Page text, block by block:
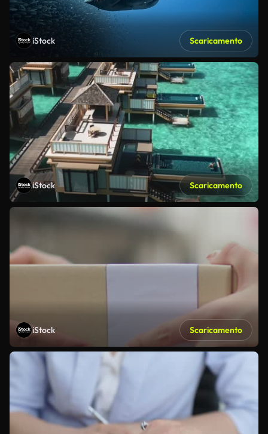
iStock Scaricamento
iStock Scaricamento
iStock Scaricamento